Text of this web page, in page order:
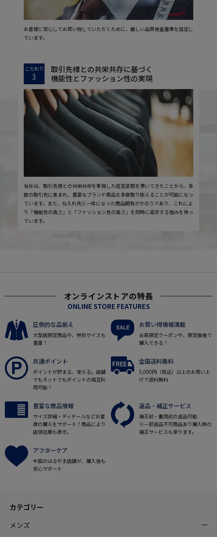
お客様に安心してお買い物していただくために、厳しい品質検査基準を設定し
ています。
こだわり
3
取引先様との共栄共存に基づく
機能性とファッション性の実現
当社は、取引先様との共栄共存を重視した経営姿勢を貫いてきたことから、多
数の取引先に恵まれ、豊富なブランド商品を多数取り揃えることが可能になっ
ています。また、仕入れ先と一体になった商品開発がかのうであり、これによ
り「機能性の高さ」と「ファッション性の高さ」を同時に追求する強みを持っ
ています。
オンラインストアの特長
ONLINE STORE FEATURES
圧倒的な品揃え
大型店限定商品や、特別サイズも
豊富！
お買い得情報満載
会員限定クーポンや、限定価格で
購入できる！
共通ポイント
ポイントが貯まる、使える。店舗
でもネットでもポイントの相互利
用可能！
全国送料無料
5,000円（税込）以上のお買い上
げで送料無料
豊富な商品情報
サイズ詳細・ディテールなどお客
様の購入をサポート！商品により
店頭在庫も表示。
返品・補正サービス
補正前・着用前の返品可能
※一部返品不可商品あり購入時の
補正サービスも承ります。
アフターケア
全国のはるやま店舗が、購入後も
安心サポート
カテゴリー
メンズ